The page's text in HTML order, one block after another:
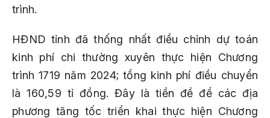
trình.
HĐND tỉnh đã thống nhất điều chỉnh dự toán
kinh phí chi thường xuyên thực hiện Chương
trình 1719 năm 2024; tổng kinh phí điều chuyển
là 160,59 tỉ đồng. Đây là tiền đề để các địa
phương tăng tốc triển khai thực hiện Chương